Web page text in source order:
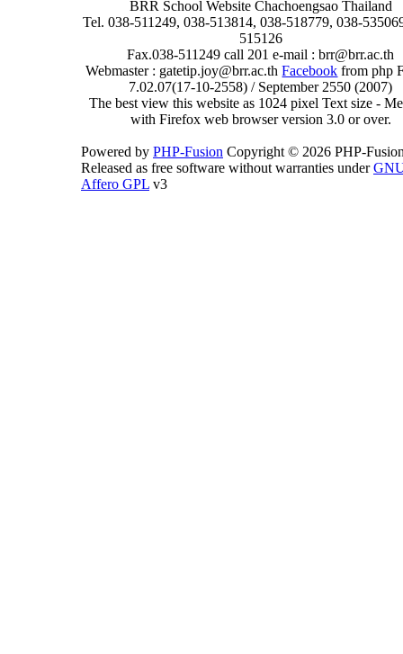
BRR School Website Chachoengsao Thailand
Tel. 038-511249, 038-513814, 038-518779, 038-
515126
Fax.038-511249 call 201 e-mail : brr@brr.ac.th
Webmaster : gatetip.joy@brr.ac.thFacebook from php
7.02.07(17-10-2558) / September 2550 (2007)
The best view this website as 1024 pixel Text size -
with Firefox web browser version 3.0 or over.
Powered by PHP-Fusion Copyright © 2026 PHP-
Released as free software without warranties under
Affero GPL v3